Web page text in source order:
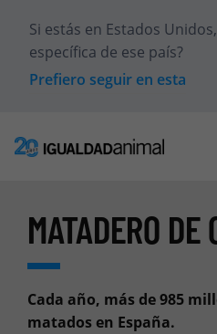
Si estás en Estados Unidos
específica de ese país?
Prefiero seguir en esta
MATADERO DE
Cada año, más de 985
matados en España.